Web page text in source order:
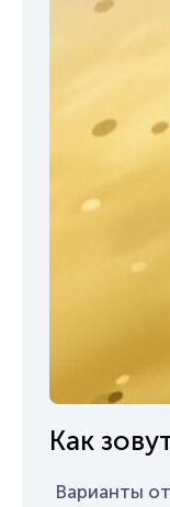
Как
Варианты